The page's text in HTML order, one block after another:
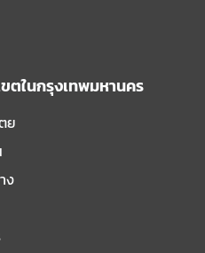
ตในกรุงเทพมหานคร
ย
ง